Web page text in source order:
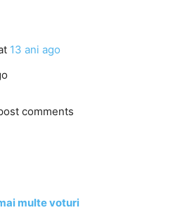
13 ani ago
comments
multe voturi